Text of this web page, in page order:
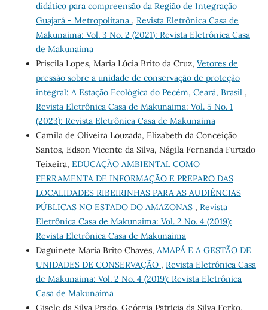
didático para compreensão da Região de Integração
Guajará - Metropolitana , Revista Eletrônica Casa de
Makunaima: Vol. 3 No. 2 (2021): Revista Eletrônica Casa
de Makunaima
Priscila Lopes, Maria Lúcia Brito da Cruz, Vetores de
pressão sobre a unidade de conservação de proteção
integral: A Estação Ecológica do Pecém, Ceará, Brasil ,
Revista Eletrônica Casa de Makunaima: Vol. 5 No. 1
(2023): Revista Eletrônica Casa de Makunaima
Camila de Oliveira Louzada, Elizabeth da Conceição
Santos, Edson Vicente da Silva, Nágila Fernanda Furtado
Teixeira, EDUCAÇÃO AMBIENTAL COMO
FERRAMENTA DE INFORMAÇÃO E PREPARO DAS
LOCALIDADES RIBEIRINHAS PARA AS AUDIÊNCIAS
PÚBLICAS NO ESTADO DO AMAZONAS , Revista
Eletrônica Casa de Makunaima: Vol. 2 No. 4 (2019):
Revista Eletrônica Casa de Makunaima
Daguinete Maria Brito Chaves, AMAPÁ E A GESTÃO DE
UNIDADES DE CONSERVAÇÃO , Revista Eletrônica Casa
de Makunaima: Vol. 2 No. 4 (2019): Revista Eletrônica
Casa de Makunaima
Gisele da Silva Prado, Geórgia Patrícia da Silva Ferko,